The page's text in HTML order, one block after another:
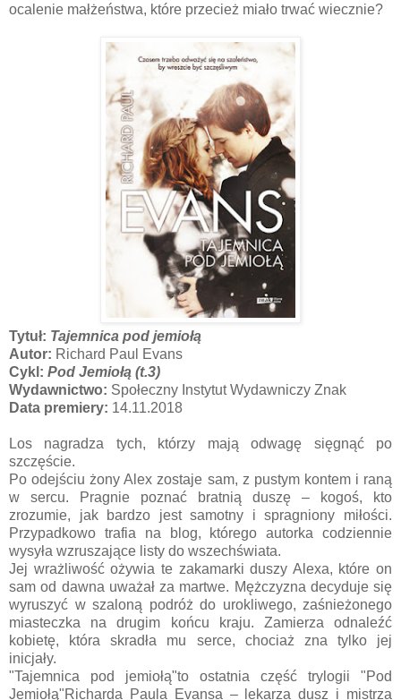
ocalenie małżeństwa, które przecież miało trwać wiecznie?
Tytuł: Tajemnica pod jemiołą
Autor: Richard Paul Evans
Cykl: Pod Jemiołą (t.3)
Wydawnictwo: Społeczny Instytut Wydawniczy Znak
Data premiery: 14.11.2018
Los nagradza tych, którzy mają odwagę sięgnąć po
szczęście.
Po odejściu żony Alex zostaje sam, z pustym kontem i raną
w sercu. Pragnie poznać bratnią duszę – kogoś, kto
zrozumie, jak bardzo jest samotny i spragniony miłości.
Przypadkowo trafia na blog, którego autorka codziennie
wysyła wzruszające listy do wszechświata.
Jej wrażliwość ożywia te zakamarki duszy Alexa, które on
sam od dawna uważał za martwe. Mężczyzna decyduje się
wyruszyć w szaloną podróż do urokliwego, zaśnieżonego
miasteczka na drugim końcu kraju. Zamierza odnaleźć
kobietę, która skradła mu serce, chociaż zna tylko jej
inicjały.
"Tajemnica pod jemiołą"to ostatnia część trylogii "Pod
Jemiołą"Richarda Paula Evansa – lekarza dusz i mistrza